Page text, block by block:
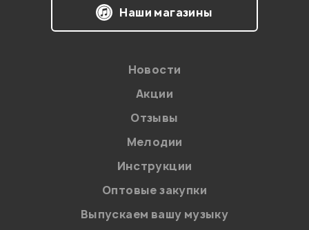
точно не ожидается. увы.
Мой отзыв о товаре
Впечатления о товаре:
Наши магазины
Новости
Акции
Отзывы
Мелодии
Инструкции
Оптовые закупки
Выпускаем вашу музыку